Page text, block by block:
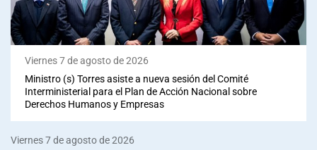
Viernes 7 de agosto de 2026
Ministro (s) Torres asiste a nueva sesión del Comité
Interministerial para el Plan de Acción Nacional sobre
Derechos Humanos y Empresas
Viernes 7 de agosto de 2026